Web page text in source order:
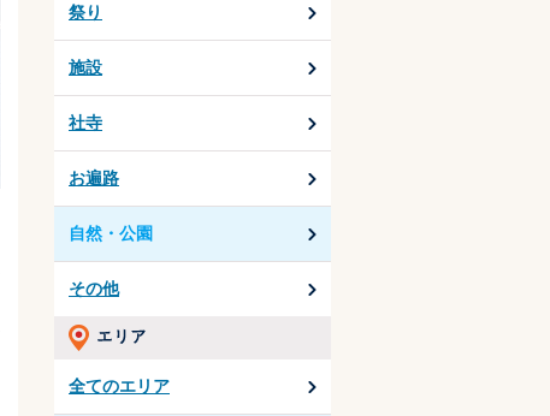
祭り
施設
社寺
お遍路
自然・公園
その他
全てのエリア